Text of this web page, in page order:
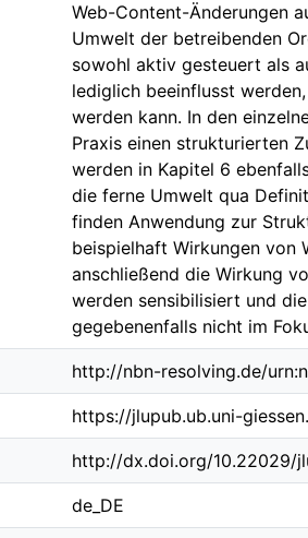
Web-Content-Änderungen
Umwelt der betreibenden
sowohl aktiv gesteuert als
lediglich beeinflusst
werden kann. In den
Praxis einen strukturierten
werden in Kapitel 6
die ferne Umwelt qua
finden Anwendung zur
beispielhaft Wirkungen von
anschließend die Wirkung
werden sensibilisiert und
gegebenenfalls nicht im
http://nbn-resolving.de/
https://jlupub.ub.uni-
http://dx.doi.org/10.22029/
de_DE